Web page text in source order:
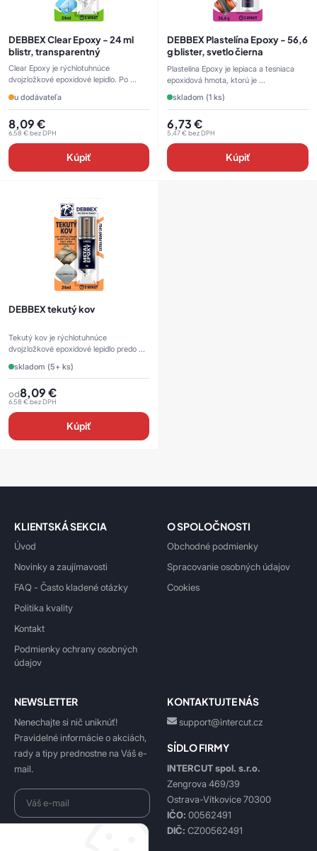
DEBBEX Clear Epoxy - 24 ml
blistr, transparentný
Clear Epoxy je rýchlotuhnúce
dvojzložkové epoxidové lepidlo. Po ...
u dodávateľa
8,09€
6,58 €bez DPH
Kúpiť
DEBBEX Plastelína Epoxy - 56,6
g blister, svetlo čierna
Plastelína Epoxy je lepiaca a tesniaca
epoxidová hmota, ktorú je ...
skladom (1 ks)
6,73€
5,47€bez DPH
Kúpiť
DEBBEX tekutý kov
Tekutý kov je rýchlotuhnúce
dvojzložkové epoxidové lepidlo predo ...
skladom (5+ ks)
od8,09€
6,58 €bez DPH
Kúpiť
KLIENTSKÁ SEKCIA
Úvod
Novinky a zaujímavosti
FAQ - Často kladené otázky
Politika kvality
Kontakt
Podmienky ochrany osobných
údajov
O SPOLOČNOSTI
Obchodné podmienky
Spracovanie osobných údajov
Cookies
NEWSLETTER
Nenechajte si nič uniknúť!
Pravidelné informácie o akciách,
rady a tipy prednostne na Váš e-
mail.
KONTAKTUJTE NÁS
support@intercut.cz
SÍDLO FIRMY
INTERCUT spol. s.r.o.
Zengrova 469/39
Ostrava-Vítkovice 70300
IČO: 00562491
DIČ: CZ00562491